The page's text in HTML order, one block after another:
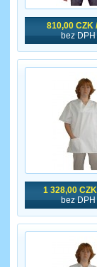
810,00 CZK
bez DPH
1 328,00
bez DPH